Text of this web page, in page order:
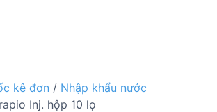
kê đơn / Nhập khẩu nước
Inj. hộp 10 lọ